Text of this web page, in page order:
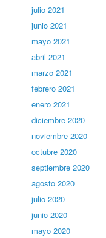
julio 2021
junio 2021
mayo 2021
abril 2021
marzo 2021
febrero 2021
enero 2021
diciembre 2020
noviembre 2020
octubre 2020
septiembre 2020
agosto 2020
julio 2020
junio 2020
mayo 2020